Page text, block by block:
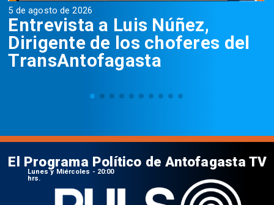
5 de agosto de 2026
Entrevista a Luis Núñez,
Dirigente de los choferes del
TransAntofagasta
El Programa Político de Antofagasta TV
Lunes y Miércoles - 20:00
hrs.